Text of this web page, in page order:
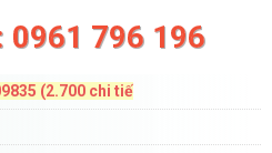
0961 796 196
(2.700 chi tiế